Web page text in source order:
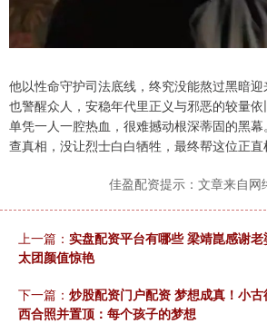
他以性命守护司法底线，终究没能熬过黑暗
也警醒众人，安稳年代里正义与邪恶的较量依
单凭一人一腔热血，很难撼动根深蒂固的黑
查真相，没让烈士白白牺牲，最终帮这位正直
佳盈配资提示：文章来自网
上一篇： 实盘配资平台有哪些 梁靖崑感谢
太团颜值惊艳
下一篇： 炒股配资门户配资 梦想成真！小
西合照并置顶：每个孩子的梦想